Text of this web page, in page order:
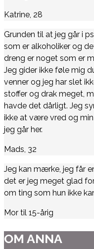
Katrine, 28
Grunden til at jeg går i
som er alkoholiker og
dreng er noget som er
Jeg gider ikke føle mig
venner og jeg har slet
stoffer og drak meget,
havde det dårligt. Jeg
ikke at være vred og
jeg går her.
Mads, 32
Jeg kan mærke, jeg får
det er jeg meget glad
om ting som hun ikke
Mor til 15-årig
OM ANNA